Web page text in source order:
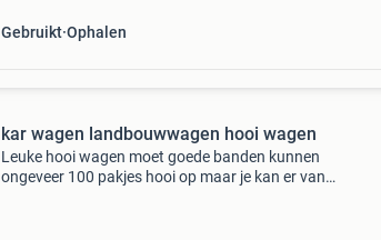
Gebruikt Ophalen
kar wagen landbouwwagen hooi wagen
Leuke hooi wagen moet goede banden kunnen
ongeveer 100 pakjes hooi op maar je kan er van